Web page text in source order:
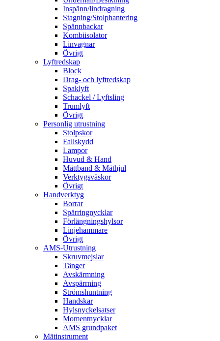
Inspänn/lindragning
Stagning/Stolphantering
Spännbackar
Kombiisolator
Linvagnar
Övrigt
Lyftredskap
Block
Drag- och lyftredskap
Spaklyft
Schackel / Lyftsling
Trumlyft
Övrigt
Personlig utrustning
Stolpskor
Fallskydd
Lampor
Huvud & Hand
Måttband & Mäthjul
Verktygsväskor
Övrigt
Handverktyg
Borrar
Spärringnycklar
Förlängningshylsor
Linjehammare
Övrigt
AMS-Utrustning
Skruvmejslar
Tänger
Avskärmning
Avspärrning
Strömshuntning
Handskar
Hylsnyckelsatser
Momentnycklar
AMS grundpaket
Mätinstrument